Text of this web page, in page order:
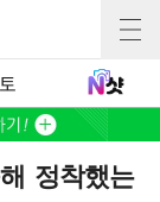
정착했는